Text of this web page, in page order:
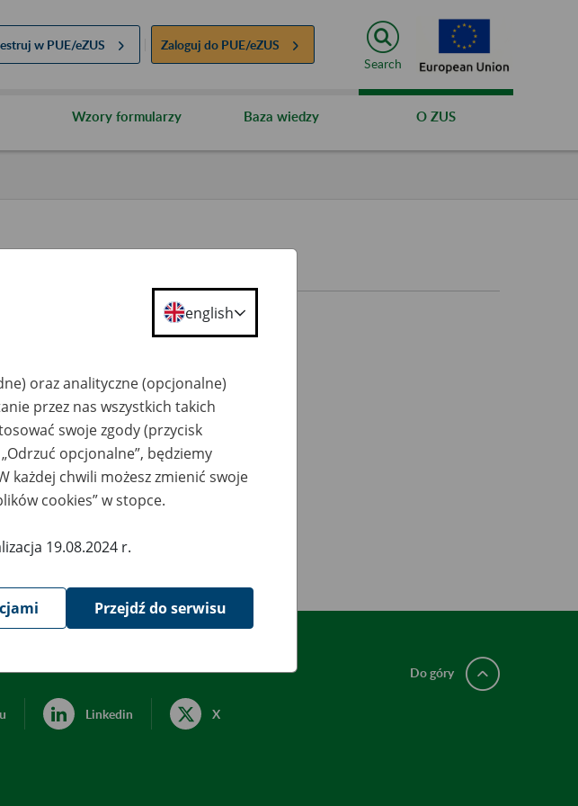
w PUE/eZUS Zaloguj do PUE/eZUS
Search
Wzory formularzy Baza wiedzy O ZUS
Linkedin X
Do góry
english
oraz analityczne (opcjonalne)
przez nas wszystkich takich
swoje zgody (przycisk
opcjonalne”, będziemy
każdej chwili możesz zmienić swoje
cookies” w stopce.
19.08.2024 r.
Przejdź do serwisu